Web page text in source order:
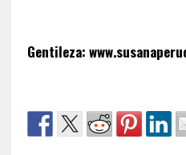
Gentileza: